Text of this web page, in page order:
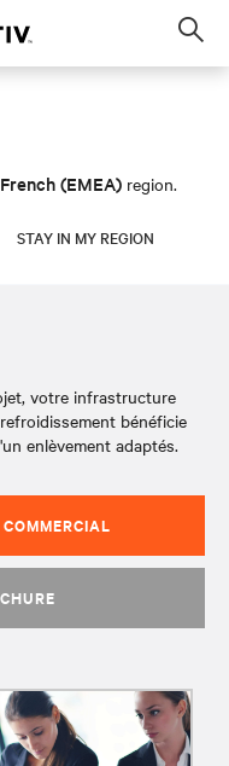
French (EMEA) region.
STAY IN MY REGION
votre infrastructure
bénéficie
enlèvement adaptés.